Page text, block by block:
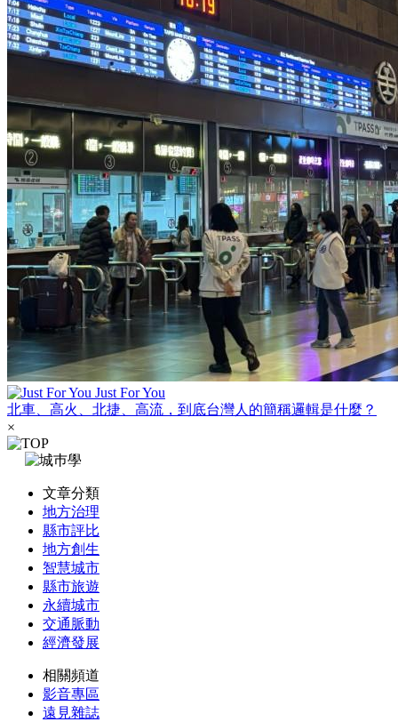
Just For You
北車、高火、北捷、高流，到底台灣人的簡稱邏輯是什麼？
×
文章分類
地方治理
縣市評比
地方創生
智慧城市
縣市旅遊
永續城市
交通脈動
經濟發展
相關頻道
影音專區
遠見雜誌